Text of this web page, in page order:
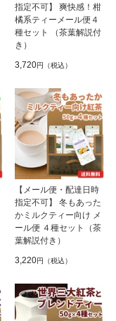
指定不可】 爽快感！柑
橘系ティーメール便４
種セット （茶葉解説付
き）
3,720円（税込）
【メール便・配達日時
指定不可】 冬もあった
かミルクティー向け メ
ール便 ４種セット（茶
葉解説付き）
3,220円（税込）